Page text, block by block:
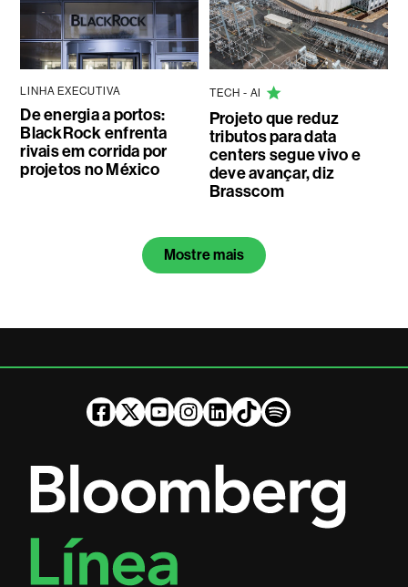
LINHA EXECUTIVA
De energia a portos:
BlackRock enfrenta
rivais em corrida por
projetos no México
TECH - AI
Projeto que reduz
tributos para data
centers segue vivo e
deve avançar, diz
Brasscom
Mostre mais